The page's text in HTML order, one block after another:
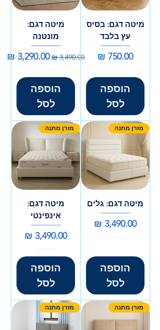
מיטה דגם: בסיס
עץ בלבד
מחיר
הוספה
לסל
מיטה דגם:
מונטנה
מחיר רגילמחיר מבצע
הוספה
לסל
מזרן מתנה
מיטה דגם: גלים
מחיר
הוספה
לסל
מזרן מתנה
מיטה דגם:
אינפינטי
מחיר
הוספה
לסל
מזרן מתנה מזרן מתנה